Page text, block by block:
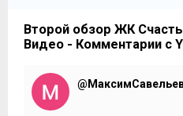
Мария Фёдорова:В первом
передача госкомиссии
То есть был перенос или я
Александра Новослугина:
переноса… То есть именно
третий квартал. Мы
Второй обзор ЖК
Видео - Комментарии с